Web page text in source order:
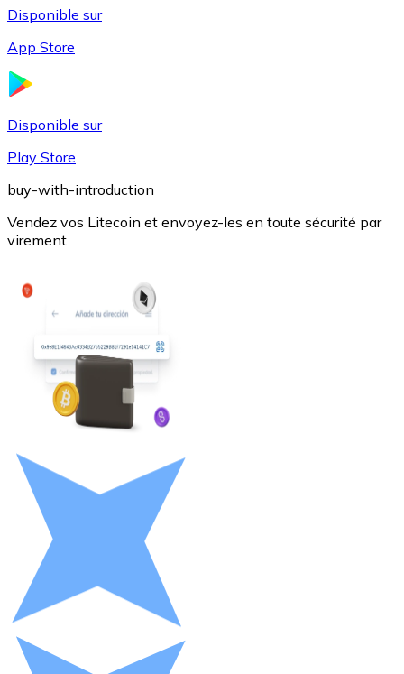
LTC
XRP
Disponible sur
App Store
Disponible sur
Play Store
buy-with-introduction
Vendez vos Litecoin et envoyez-les en toute sécurité par
virement